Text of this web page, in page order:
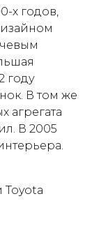
х годов,
году
В том же
агрегата
В 2005
Toyota